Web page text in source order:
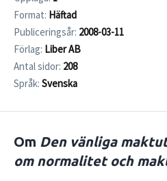
Format: Häftad
Publiceringsår: 2008-03-11
Förlag: Liber AB
Antal sidor: 208
Språk: Svenska
Om Den vänliga
om normalitet och